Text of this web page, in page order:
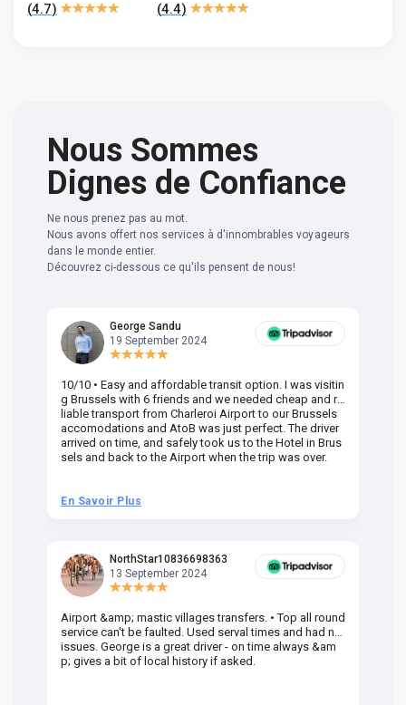
(4.7) (4.4)
Nous Sommes
Dignes de Confiance
Ne nous prenez pas au mot.
Nous avons offert nos services à d'innombrables voyageurs
dans le monde entier.
Découvrez ci-dessous ce qu'ils pensent de nous!
George Sandu
19 September 2024
10/10 • Easy and affordable transit option. I was visitin
g Brussels with 6 friends and we needed cheap and re
liable transport from Charleroi Airport to our Brussels
accomodations and AtoB was just perfect. The driver
arrived on time, and safely took us to the Hotel in Brus
sels and back to the Airport when the trip was over.
En Savoir Plus
NorthStar10836698363
13 September 2024
Airport &amp; mastic villages transfers. • Top all round
service can't be faulted. Used serval times and had no
issues. George is a great driver - on time always &am
p; gives a bit of local history if asked.